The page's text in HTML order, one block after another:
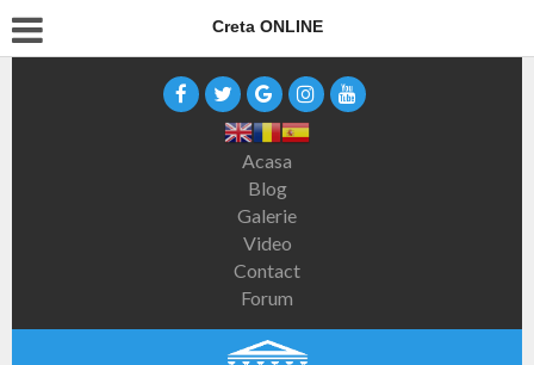
Creta ONLINE
Acasa
Blog
Galerie
Video
Contact
Forum